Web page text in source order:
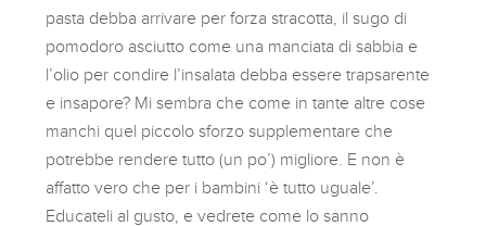
pasta debba arrivare per forza stracotta, il sugo di
pomodoro asciutto come una manciata di sabbia e
l’olio per condire l’insalata debba essere trapsarente
e insapore? Mi sembra che come in tante altre cose
manchi quel piccolo sforzo supplementare che
potrebbe rendere tutto (un po’) migliore. E non è
affatto vero che per i bambini ‘è tutto uguale’.
Educateli al gusto, e vedrete come lo sanno